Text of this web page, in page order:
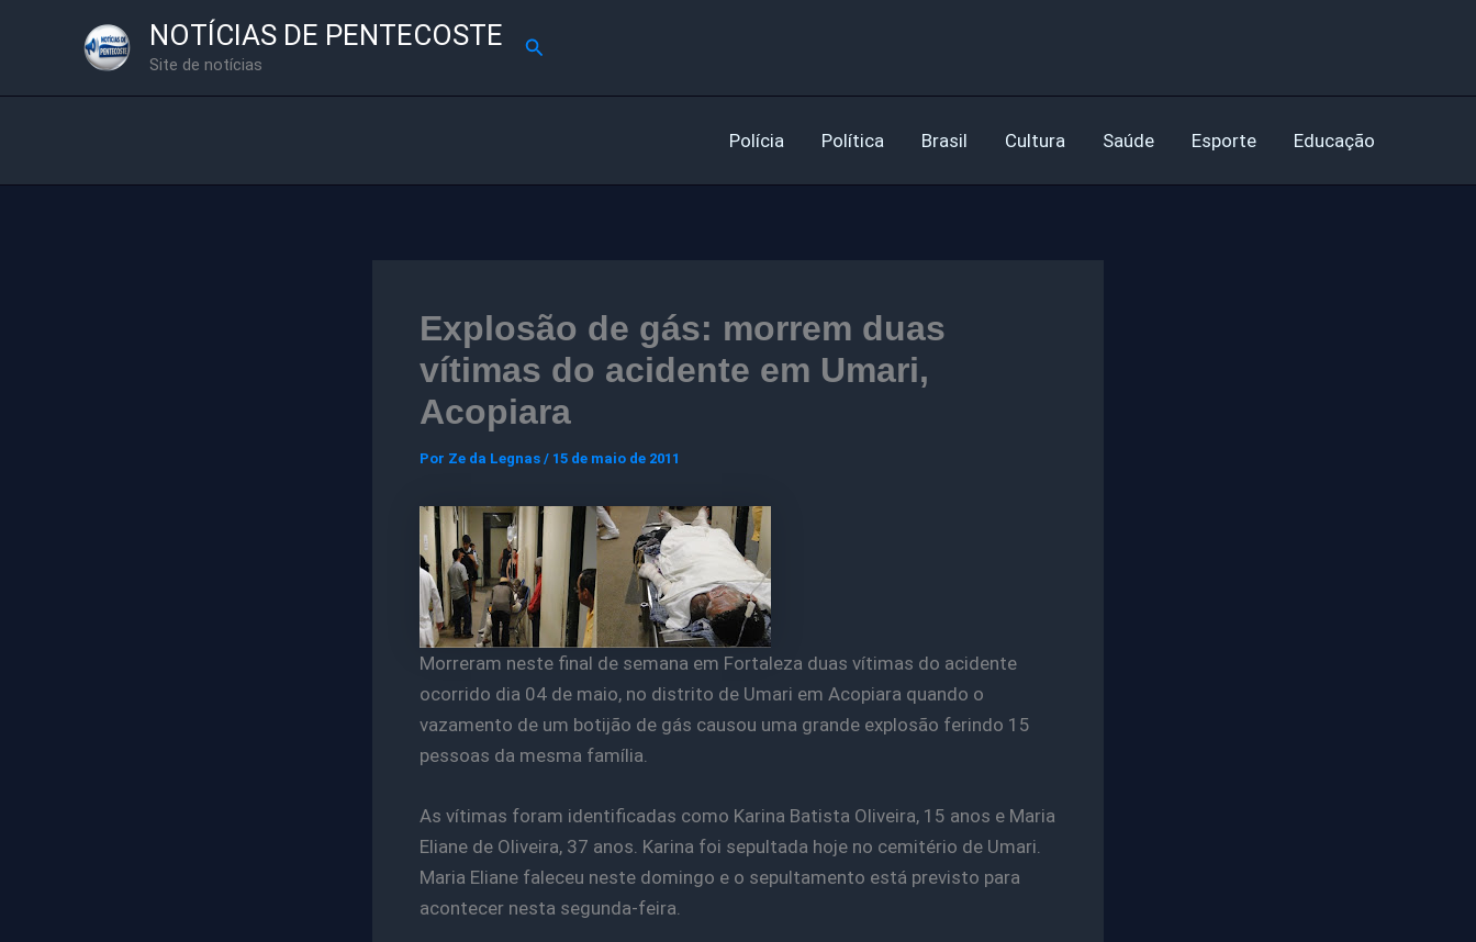
NOTÍCIAS DE PENTECOSTE
Site de notícias
Pesquisar
Polícia Política Brasil Cultura Saúde Esporte Educação
Explosão de gás: morrem duas
vítimas do acidente em Umari,
Acopiara
Por Ze da Legnas / 15 de maio de 2011
Morreram neste final de semana em Fortaleza duas vítimas do acidente
ocorrido dia 04 de maio, no distrito de Umari em Acopiara quando o
vazamento de um botijão de gás causou uma grande explosão ferindo 15
pessoas da mesma família.
As vítimas foram identificadas como Karina Batista Oliveira, 15 anos e Maria
Eliane de Oliveira, 37 anos. Karina foi sepultada hoje no cemitério de Umari.
Maria Eliane faleceu neste domingo e o sepultamento está previsto para
acontecer nesta segunda-feira.